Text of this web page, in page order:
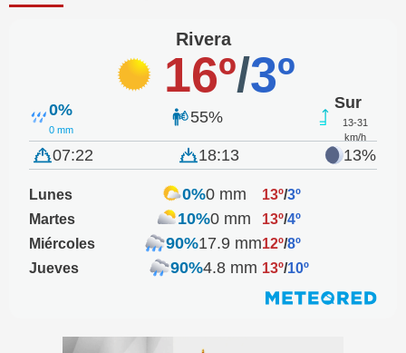
Rivera
16º/3º
0%
0 mm
55%
Sur
13-31
km/h
07:22 18:13 13%
Lunes 0%0 mm 13º/3º
Martes
10%0 mm 13º/4º
Miércoles
90%17.9 mm12º/8º
Jueves
90%4.8 mm 13º/10º